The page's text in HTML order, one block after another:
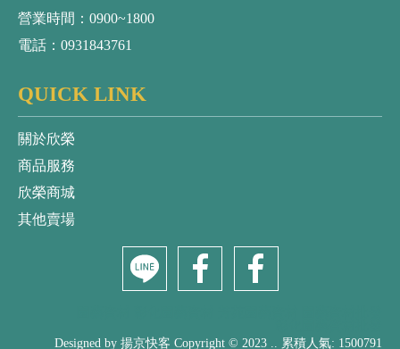
營業時間：0900~1800
電話：0931843761
QUICK LINK
關於欣榮
商品服務
欣榮商城
其他賣場
Designed by 揚京快客 Copyright © 2023 .. 累積人氣: 1500791